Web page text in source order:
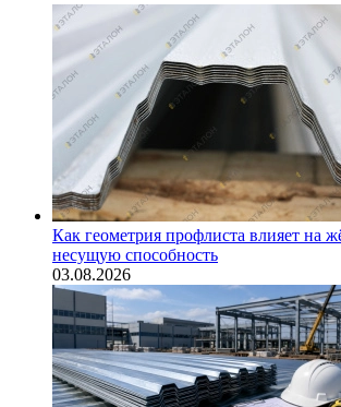
Как геометрия профлиста влияет на
несущую способность
03.08.2026